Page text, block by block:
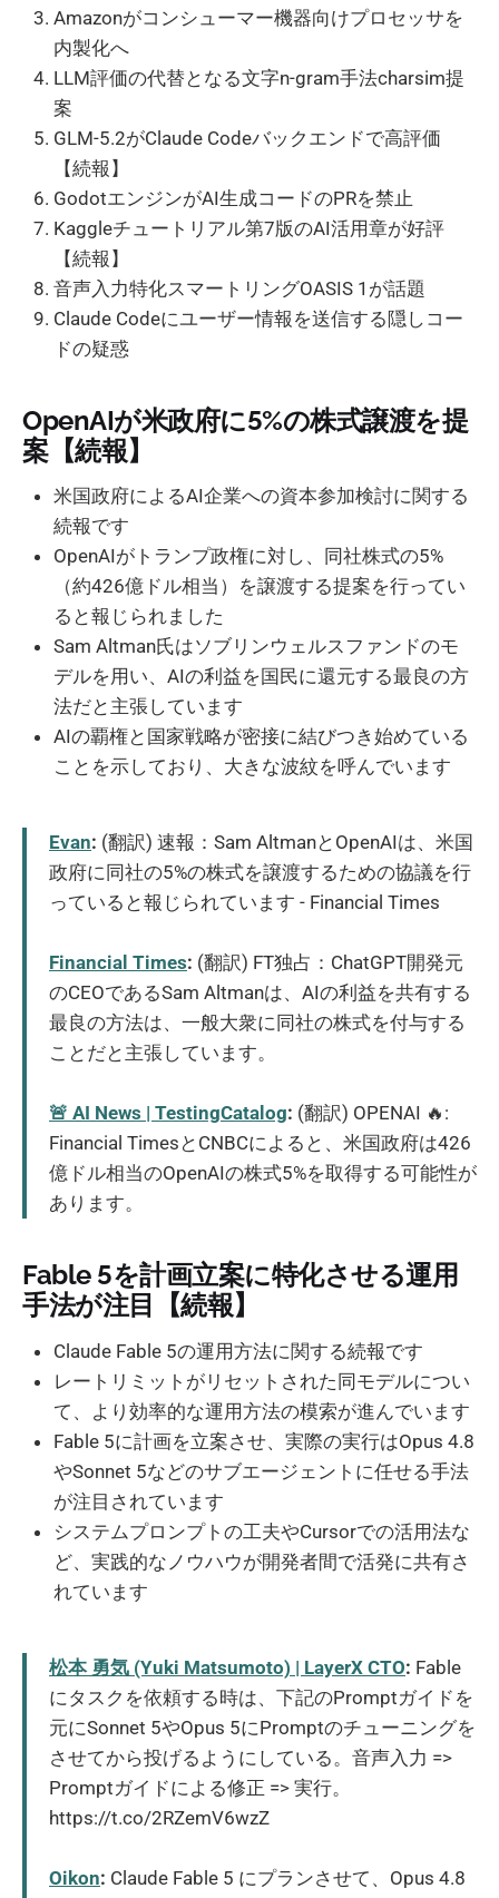
Amazonがコンシューマー機器向けプロセッサを
内製化へ
LLM評価の代替となる文字n-gram手法charsim提
案
GLM-5.2がClaude Codeバックエンドで高評価
【続報】
GodotエンジンがAI生成コードのPRを禁止
Kaggleチュートリアル第7版のAI活用章が好評
【続報】
音声入力特化スマートリングOASIS 1が話題
Claude Codeにユーザー情報を送信する隠しコー
ドの疑惑
OpenAIが米政府に5%の株式譲渡を提
案【続報】
米国政府によるAI企業への資本参加検討に関する
続報です
OpenAIがトランプ政権に対し、同社株式の5%
（約426億ドル相当）を譲渡する提案を行ってい
ると報じられました
Sam Altman氏はソブリンウェルスファンドのモ
デルを用い、AIの利益を国民に還元する最良の方
法だと主張しています
AIの覇権と国家戦略が密接に結びつき始めている
ことを示しており、大きな波紋を呼んでいます
Evan: (翻訳) 速報：Sam AltmanとOpenAIは、米国
政府に同社の5%の株式を譲渡するための協議を行
っていると報じられています - Financial Times
Financial Times: (翻訳) FT独占：ChatGPT開発元
のCEOであるSam Altmanは、AIの利益を共有する
最良の方法は、一般大衆に同社の株式を付与する
ことだと主張しています。
🚨 AI News | TestingCatalog: (翻訳) OPENAI 🔥:
Financial TimesとCNBCによると、米国政府は426
億ドル相当のOpenAIの株式5%を取得する可能性が
あります。
Fable 5を計画立案に特化させる運用
手法が注目【続報】
Claude Fable 5の運用方法に関する続報です
レートリミットがリセットされた同モデルについ
て、より効率的な運用方法の模索が進んでいます
Fable 5に計画を立案させ、実際の実行はOpus 4.8
やSonnet 5などのサブエージェントに任せる手法
が注目されています
システムプロンプトの工夫やCursorでの活用法な
ど、実践的なノウハウが開発者間で活発に共有さ
れています
松本 勇気 (Yuki Matsumoto) | LayerX CTO: Fable
にタスクを依頼する時は、下記のPromptガイドを
元にSonnet 5やOpus 5にPromptのチューニングを
させてから投げるようにしている。音声入力 =>
Promptガイドによる修正 => 実行。
https://t.co/2RZemV6wzZ
Oikon: Claude Fable 5 にプランさせて、Opus 4.8